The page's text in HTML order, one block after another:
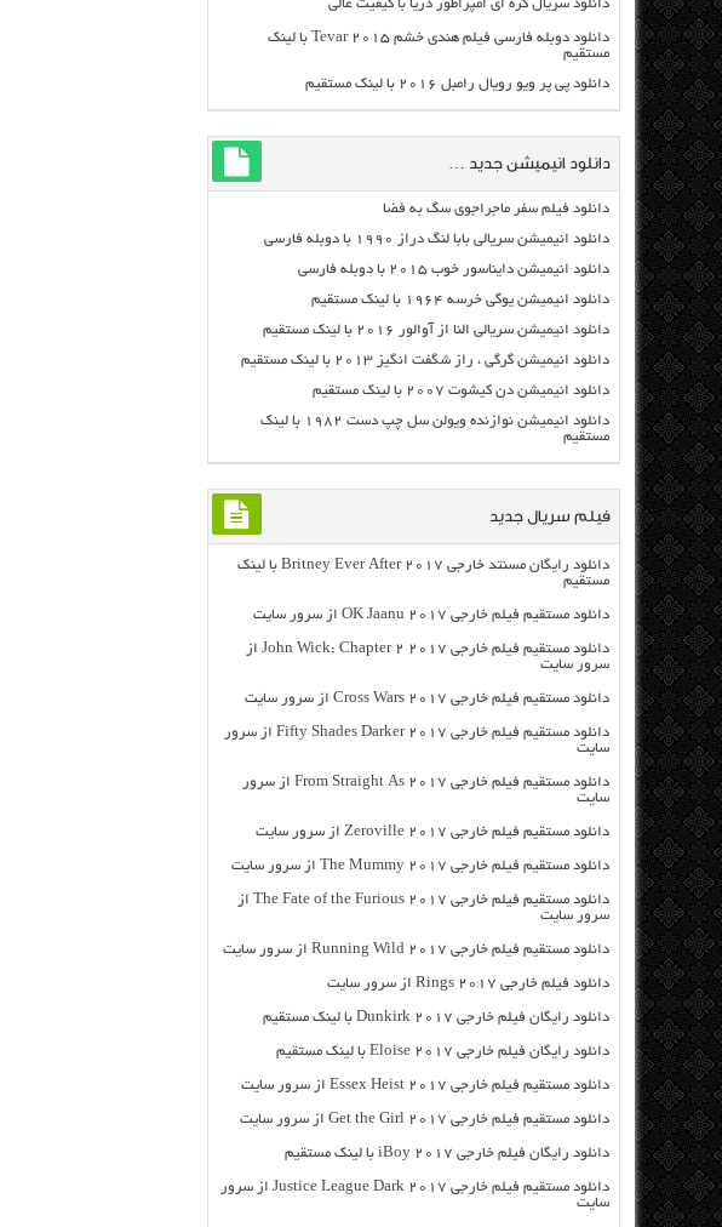
دانلود سریال کره ای امپراطور دریا با کیفیت عالی
دانلود دوبله فارسی فیلم هندی خشم Tevar ۲۰۱۵ با لینک
مستقیم
دانلود پی پر ویو رویال رامبل ۲۰۱۶ با لینک مستقیم
دانلود انیمیشن جدید …
دانلود فیلم سفر ماجراجوی سگ به فضا
دانلود انیمیشن سریالی بابا لنگ دراز ۱۹۹۰ با دوبله فارسی
دانلود انیمیشن دایناسور خوب ۲۰۱۵ با دوبله فارسی
دانلود انیمیشن یوگی خرسه ۱۹۶۴ با لینک مستقیم
دانلود انیمیشن سریالی النا از آوالور ۲۰۱۶ با لینک مستقیم
دانلود انیمیشن گرگی ، راز شگفت انگیز ۲۰۱۳ با لینک مستقیم
دانلود انیمیشن دن کیشوت ۲۰۰۷ با لینک مستقیم
دانلود انیمیشن نوازنده ویولن سل چپ دست ۱۹۸۲ با لینک
مستقیم
فیلم سریال جدید
دانلود رایگان مسنتد خارجی Britney Ever After 2017 با لینک
مستقیم
دانلود مستقیم فیلم خارجی OK Jaanu 2017 از سرور سایت
دانلود مستقیم فیلم خارجی John Wick: Chapter 2 2017 از
سرور سایت
دانلود مستقیم فیلم خارجی Cross Wars 2017 از سرور سایت
دانلود مستقیم فیلم خارجی Fifty Shades Darker 2017 از سرور
سایت
دانلود مستقیم فیلم خارجی From Straight As 2017 از سرور
سایت
دانلود مستقیم فیلم خارجی Zeroville 2017 از سرور سایت
دانلود مستقیم فیلم خارجی The Mummy 2017 از سرور سایت
دانلود مستقیم فیلم خارجی The Fate of the Furious 2017 از
سرور سایت
دانلود مستقیم فیلم خارجی Running Wild 2017 از سرور سایت
دانلود فیلم خارجی Rings 2017 از سرور سایت
دانلود رایگان فیلم خارجی Dunkirk 2017 با لینک مستقیم
دانلود رایگان فیلم خارجی Eloise 2017 با لینک مستقیم
دانلود مستقیم فیلم خارجی Essex Heist 2017 از سرور سایت
دانلود مستقیم فیلم خارجی Get the Girl 2017 از سرور سایت
دانلود رایگان فیلم خارجی iBoy 2017 با لینک مستقیم
دانلود مستقیم فیلم خارجی Justice League Dark 2017 از سرور
سایت